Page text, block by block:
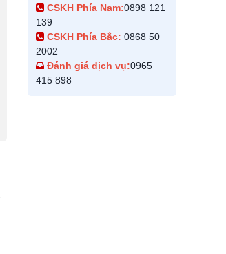
CSKH Phía Nam:0898 121
139
CSKH Phía Bắc: 0868 50
2002
Đánh giá dịch vụ:0965
415 898